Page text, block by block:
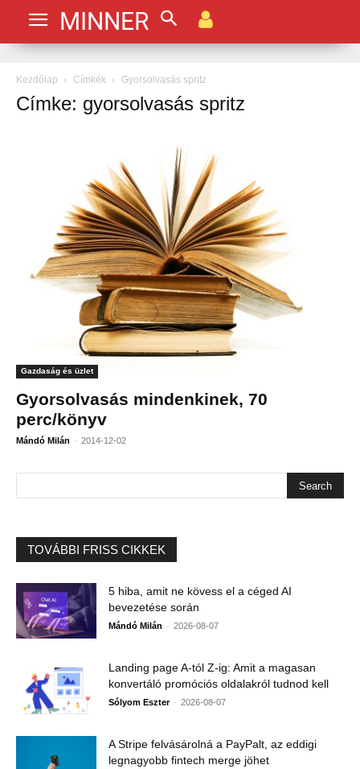
MINNER
Kezdőlap Címkék Gyorsolvasás spritz
Címke: gyorsolvasás spritz
Gazdaság és üzlet
Gyorsolvasás mindenkinek, 70
perc/könyv
Mándó Milán - 2014-12-02
TOVÁBBI FRISS CIKKEK
5 hiba, amit ne kövess el a céged AI
bevezetése során
Mándó Milán - 2026-08-07
Landing page A-tól Z-ig: Amit a magasan
konvertáló promóciós oldalakról tudnod kell
Sólyom Eszter - 2026-08-07
A Stripe felvásárolná a PayPalt, az eddigi
legnagyobb fintech merge jöhet